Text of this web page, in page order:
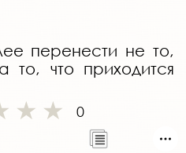
перенести не то,
то, что приходится
0